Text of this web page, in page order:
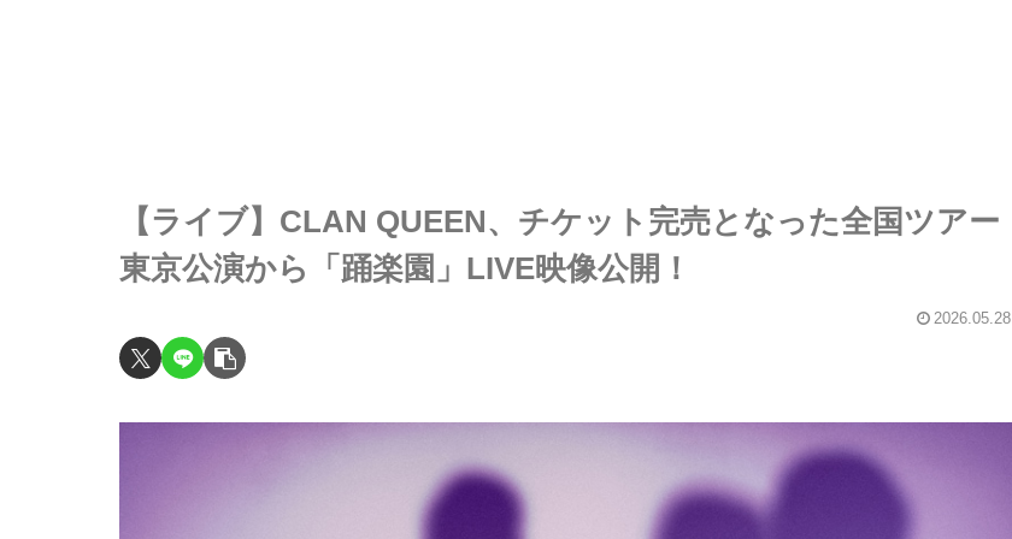
【ライブ】CLAN QUEEN、チケット完売となった全国ツアー
東京公演から「踊楽園」LIVE映像公開！
2026.05.28